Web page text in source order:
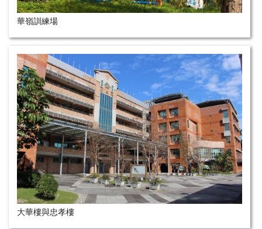
華嶺訓練場
大華樓與忠孝樓